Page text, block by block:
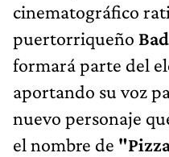
cinematográfico
puertorriqueño
formará parte del
aportando su voz
nuevo personaje
el nombre de